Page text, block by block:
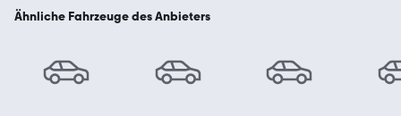
Ähnliche Fahrzeuge des Anbieters